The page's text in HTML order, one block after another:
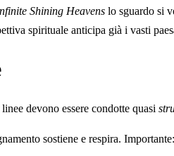
Shining Heavens lo sguardo si
spirituale anticipa già i vasti
devono essere condotte quasi
sostiene e respira.